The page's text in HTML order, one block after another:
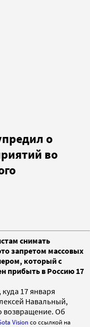
о
во
снимать
запретом массовых
который с
прибыть в Россию 17
17 января
Навальный,
возвращение. Об
Visionсо ссылкой на